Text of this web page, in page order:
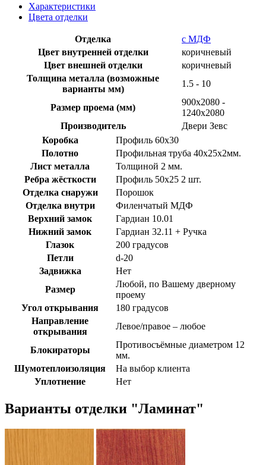
Характеристики
Цвета отделки
Отделка
с МДФ
Цвет внутренней отделки
коричневый
Цвет внешней отделки
коричневый
Толщина металла (возможные
варианты мм)
1.5 - 10
Размер проема (мм)
900х2080 -
1240х2080
Производитель
Двери Зевс
Коробка
Профиль 60х30
Полотно
Профильная труба 40х25х2мм.
Лист металла
Толщиной 2 мм.
Ребра жёсткости
Профиль 50х25 2 шт.
Отделка снаружи
Порошок
Отделка внутри
Филенчатый МДФ
Верхний замок
Гардиан 10.01
Нижний замок
Гардиан 32.11 + Ручка
Глазок
200 градусов
Петли
d-20
Задвижка
Нет
Размер
Любой, по Вашему дверному
проему
Угол открывания
180 градусов
Направление
открывания
Левое/правое – любое
Блокираторы
Противосъёмные диаметром 12
мм.
Шумотеплоизоляция
На выбор клиента
Уплотнение
Нет
Варианты отделки "Ламинат"